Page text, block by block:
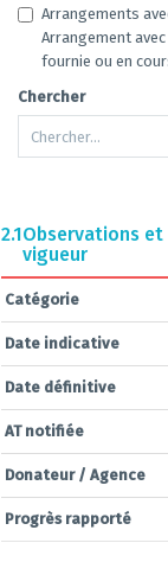
Arrangements
Arrangement
fournie ou en
Chercher
2.1Observations
vigueur
Catégorie
Date indicative
Date définitive
AT notifiée
Donateur / Agence
Progrès rapporté